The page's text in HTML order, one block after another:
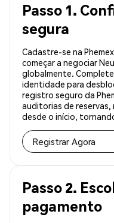
Passo 1.
segura
Cadastre-se na
começar a negociar
globalmente.
identidade para
registro seguro da
auditorias de
desde o início,
Registrar Agora
Passo 2.
pagamento